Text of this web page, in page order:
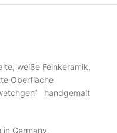
weiße Feinkeramik,
Oberfläche
handgemalt
in Germany,